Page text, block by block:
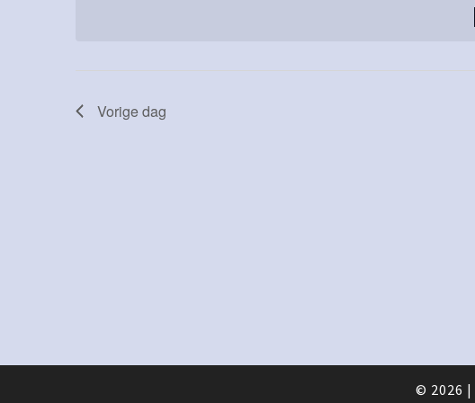
Vorige dag
© 2026 |